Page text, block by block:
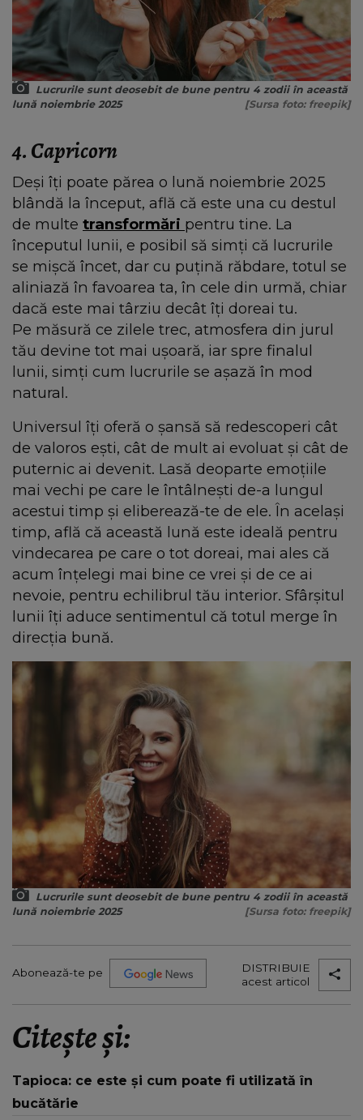
Lucrurile sunt deosebit de bune pentru 4 zodii în această
lună noiembrie 2025
[Sursa foto: freepik]
4. Capricorn
Deși îți poate părea o lună noiembrie 2025
blândă la început, află că este una cu destul
de multe transformări pentru tine. La
începutul lunii, e posibil să simți că lucrurile
se mișcă încet, dar cu puțină răbdare, totul se
aliniază în favoarea ta, în cele din urmă, chiar
dacă este mai târziu decât îți doreai tu.
Pe măsură ce zilele trec, atmosfera din jurul
tău devine tot mai ușoară, iar spre finalul
lunii, simți cum lucrurile se așază în mod
natural.
Universul îți oferă o șansă să redescoperi cât
de valoros ești, cât de mult ai evoluat și cât de
puternic ai devenit. Lasă deoparte emoțiile
mai vechi pe care le întâlnești de-a lungul
acestui timp și eliberează-te de ele. În același
timp, află că această lună este ideală pentru
vindecarea pe care o tot doreai, mai ales că
acum înțelegi mai bine ce vrei și de ce ai
nevoie, pentru echilibrul tău interior. Sfârșitul
lunii îți aduce sentimentul că totul merge în
direcția bună.
Lucrurile sunt deosebit de bune pentru 4 zodii în această
lună noiembrie 2025
[Sursa foto: freepik]
Abonează-te pe
DISTRIBUIE
acest articol
Citește și:
Tapioca: ce este și cum poate fi utilizată în
bucătărie